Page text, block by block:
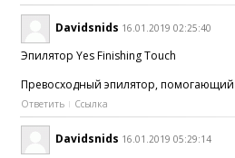
Davidsnids 16.01.2019 02:25:40
Эпилятор Yes Finishing Touch
Превосходный эпилятор, помогающий
Ответить Ссылка
Davidsnids 16.01.2019 05:29:14